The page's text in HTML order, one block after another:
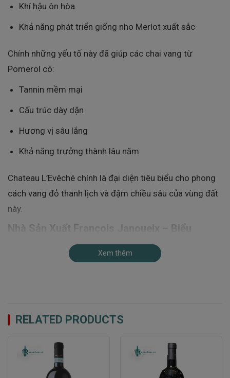
Khí hậu ôn hòa
Khả năng phát triển giống nho Merlot xuất sắc
Chính những yếu tố này đã giúp các chai vang từ
Pomerol có:
Tannin mềm mại
Cấu trúc dày dặn
Hương vị sâu lắng
Khả năng trưởng thành lâu năm
Chateau L’Evêché chính là đại diện tiêu biểu cho phong
cách vang đỏ thanh lịch và đậm chiều sâu của vùng đất
này.
Nhà Sản Xuất François Janoueix – Biểu
Tượng Của Nghệ Thuật Làm Vang Bordeaux
Lịch sử lâu đời từ năm 1898
qua hơn một thế kỷ phát triển, thương hiệu này đã trở
thành một trong những tên tuổi uy tín của ngành rượu
vang Pháp.
François Janoueix sở hữu:
Xem thêm
RELATED PRODUCTS